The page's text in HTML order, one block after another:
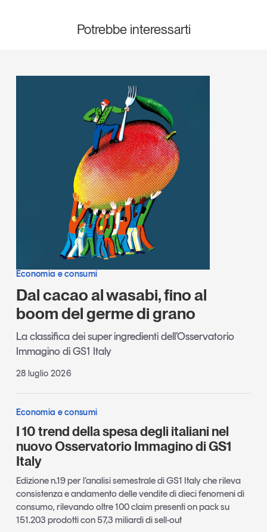
Potrebbe interessarti
Economia e consumi
Dal cacao al wasabi, fino al
boom del germe di grano
La classifica dei super ingredienti dell’Osservatorio
Immagino di GS1 Italy
28 luglio 2026
Economia e consumi
I 10 trend della spesa degli italiani nel
nuovo Osservatorio Immagino di GS1
Italy
Edizione n.19 per l’analisi semestrale di GS1 Italy che rileva
consistenza e andamento delle vendite di dieci fenomeni di
consumo, rilevando oltre 100 claim presenti on pack su
151.203 prodotti con 57,3 miliardi di sell-out